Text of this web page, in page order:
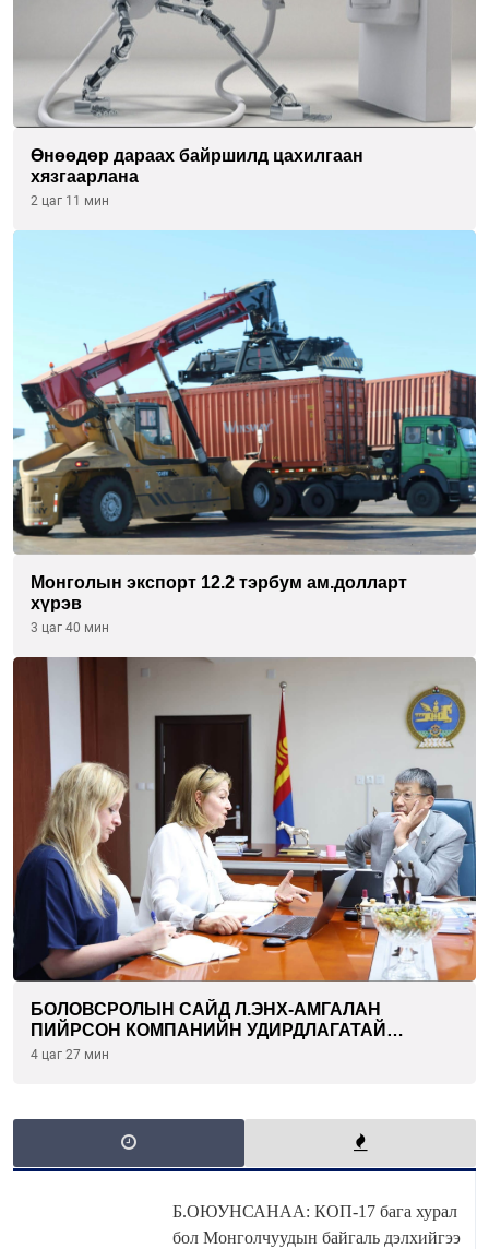
Өнөөдөр дараах байршилд цахилгаан
хязгаарлана
2 цаг 11 мин
Монголын экспорт 12.2 тэрбум ам.долларт
хүрэв
3 цаг 40 мин
БОЛОВСРОЛЫН САЙД Л.ЭНХ-АМГАЛАН
ПИЙРСОН КОМПАНИЙН УДИРДЛАГАТАЙ
УУЛЗЛАА
4 цаг 27 мин
Б.ОЮУНСАНАА: КОП-17 бага хурал
бол Монголчуудын байгаль дэлхийгээ